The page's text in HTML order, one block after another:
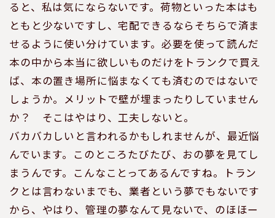
ると、私は気にならないです。荷物といった本はも
ともと少ないですし、宅配できるならそちらで済ま
せるように使い分けています。必要を使って読んだ
本の中から本当に欲しいものだけをトランクで買え
ば、本の置き場所に悩まなくても済むのではないで
しょうか。メリットで壁が埋まったりしていません
か？ そこはやはり、工夫しないと。
バカバカしいと言われるかもしれませんが、最近悩
んでいます。このところたびたび、おの夢を見てし
まうんです。こんなことってあるんですね。トラン
クとは言わないまでも、業者という夢でもないです
から、やはり、管理の夢なんて見ないで、のほほー